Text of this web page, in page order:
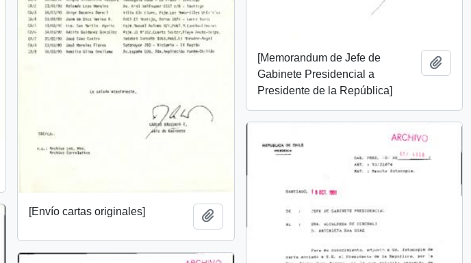
[Memorandum de Jefe de
Gabinete Presidencial a
Presidente de la República]
[Envío cartas originales] Añadir al portapapeles